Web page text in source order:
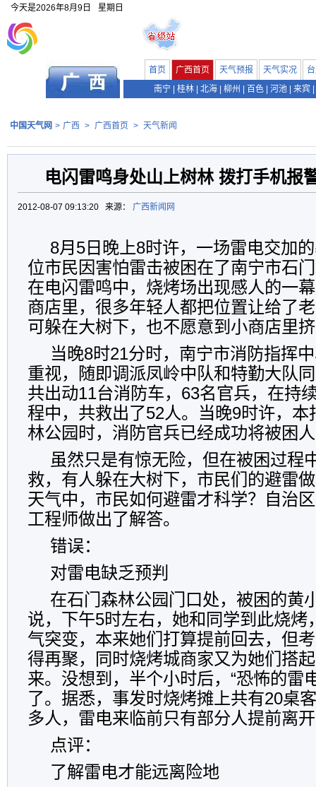
今天是2026年8月9日 星期日
首页 广西首页 天气预报 天气实况
南宁
桂林 北海 柳州 百色 河池 来宾
中国天气网 > 广西 > 广西首页 > 天气新闻
电闪雷鸣身处山上树林 拨打手机报
2012-08-07 09:13:20 来源： 广西新闻网
8月5日晚上8时许，一场雷电交加
位市民因害怕雷击被困在了南宁市石
在电闪雷鸣中，烧烤场出现感人的一
商店里，很多年轻人都把位置让给了
可躲在大树下，也不愿意到小商店里
当晚8时21分时，南宁市消防指挥
重视，随即调派凤岭中队和特勤大队
共出动11台消防车，63名官兵，在持
程中，共救出了52人。当晚9时许，本
林公园时，消防官兵已经成功将被困
虽然只是有惊无险，但在被困过程
救，有人躲在大树下，市民们的避雷
天气中，市民如何避雷才科学？自治
工程师做出了解答。
错误：
对雷电缺乏预判
在石门森林公园门口处，被困的黄
说，下午5时左右，她和同学到此烧烤
气突变，本来她们打算提前回去，但
得再聚，同时烧烤城商家又为她们搭
来。没想到，半个小时后，“恐怖的雷
了。据悉，事发时烧烤摊上共有20桌
多人，雷电来临前只有部分人提前离
点评：
了解雷电才能远离险地